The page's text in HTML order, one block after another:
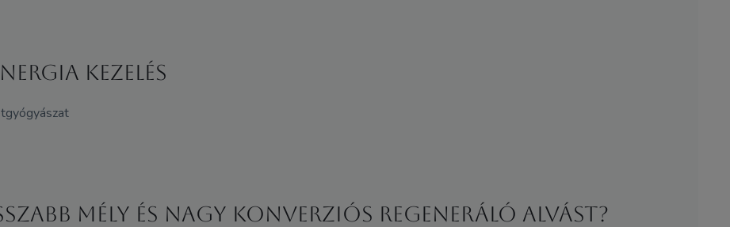
KEZELÉS
mély és nagy konverziós regeneráló alvást?